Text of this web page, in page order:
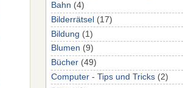
Bahn (4)
Bilderrätsel (17)
Bildung (1)
Blumen (9)
Bücher (49)
Computer - Tips und Tricks (2)